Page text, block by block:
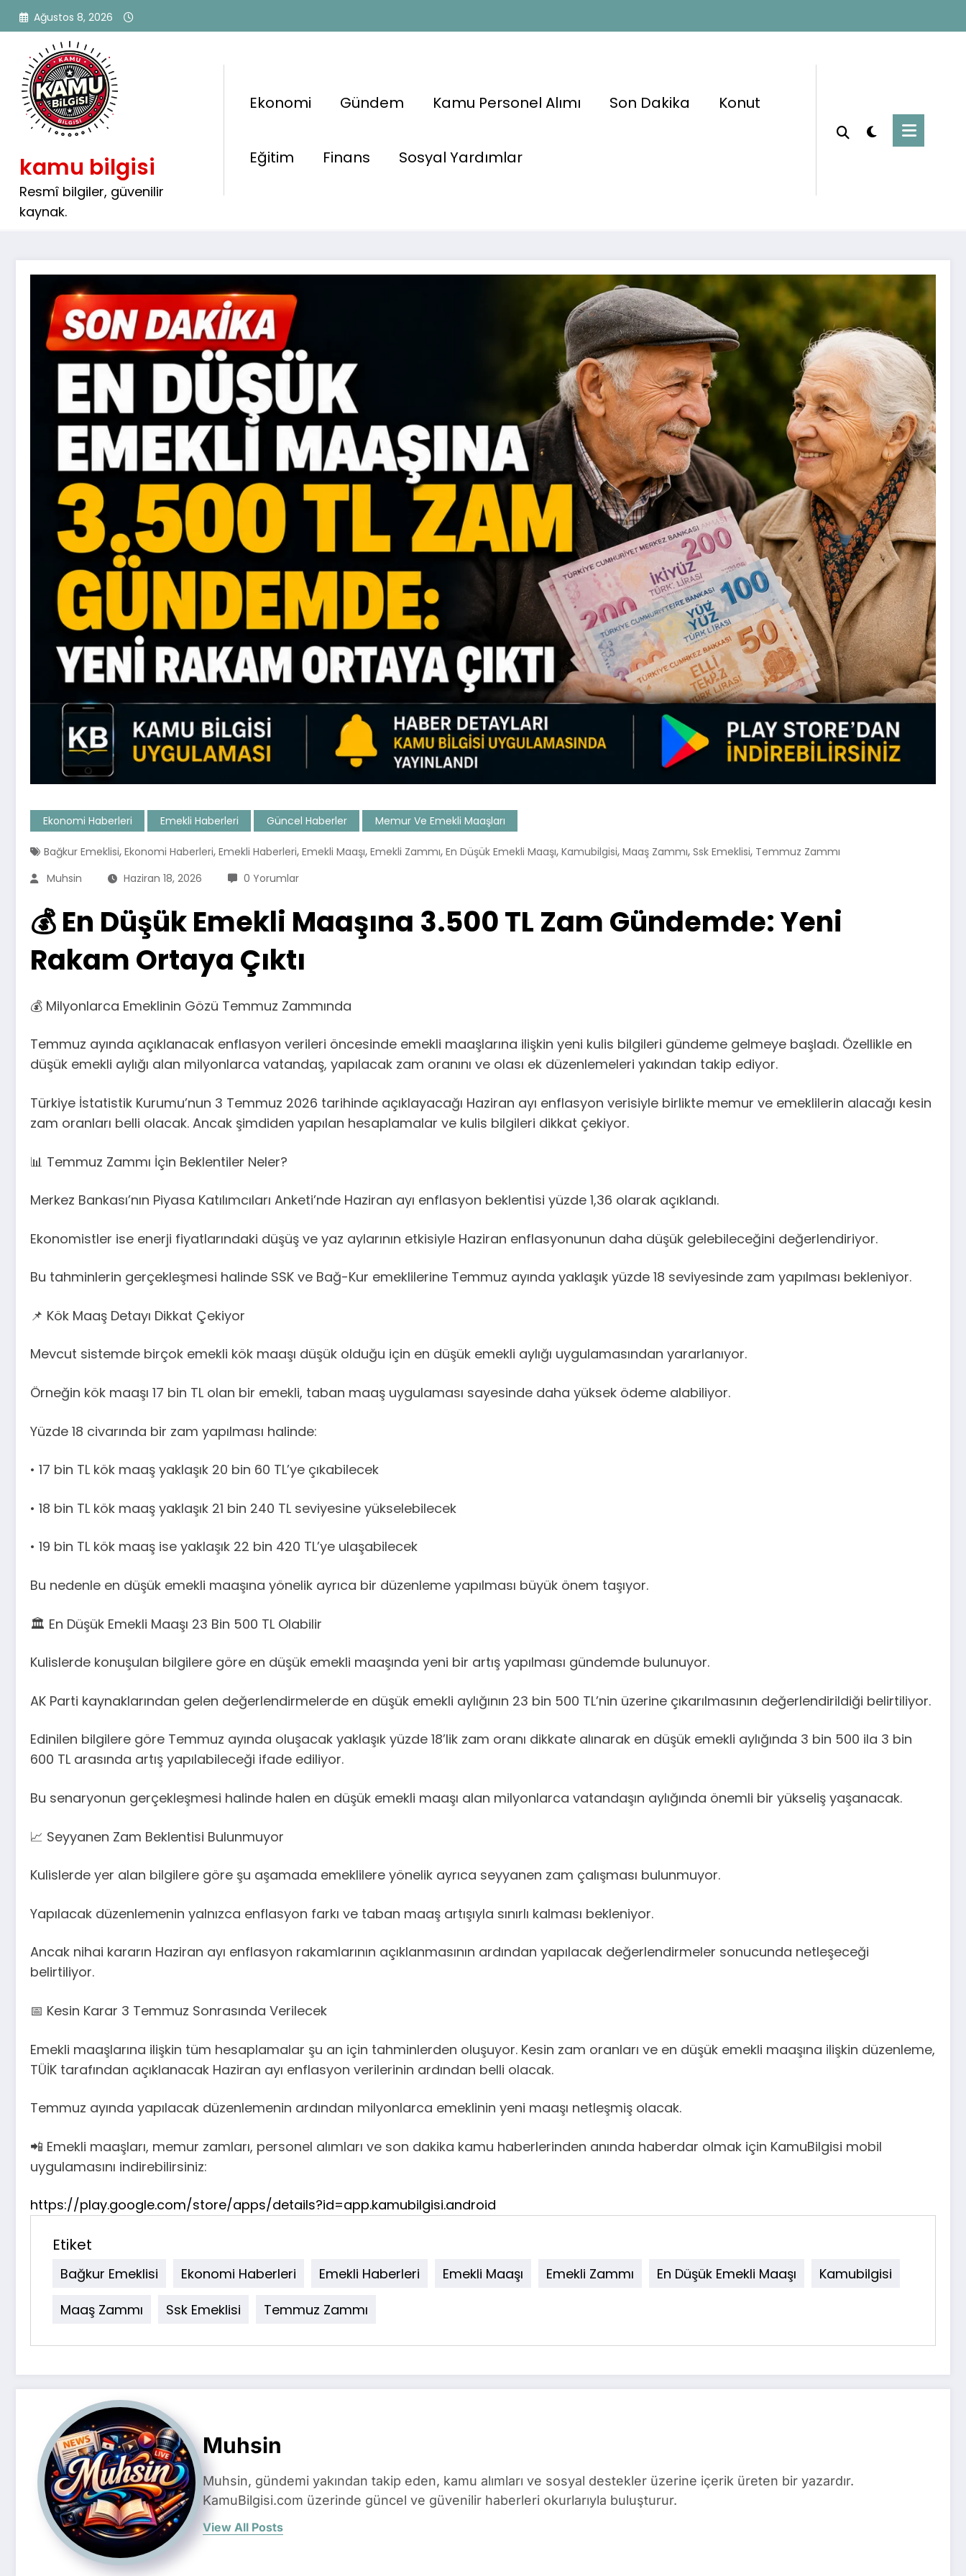
İçeriğe
atla
Ağustos 8, 2026
kamu bilgisi
Resmî bilgiler, güvenilir
kaynak.
Ekonomi Gündem Kamu Personel Alımı Son Dakika Konut
Eğitim Finans Sosyal Yardımlar
💰 En Düşük Emekli Maaşına 3.500 TL
Zam Gündemde: Yeni Rakam Ortaya
Çıktı
Güncel Haberler
Ekonomi Haberleri Emekli Haberleri Güncel Haberler Memur Ve Emekli Maaşları
Bağkur Emeklisi, Ekonomi Haberleri, Emekli Haberleri, Emekli Maaşı, Emekli Zammı, En Düşük Emekli Maaşı, Kamubilgisi, Maaş Zammı, Ssk Emeklisi, Temmuz Zammı
Muhsin
Haziran 18, 2026 0 Yorumlar
💰 En Düşük Emekli Maaşına 3.500 TL Zam Gündemde: Yeni
Rakam Ortaya Çıktı
💰 Milyonlarca Emeklinin Gözü Temmuz Zammında
Temmuz ayında açıklanacak enflasyon verileri öncesinde emekli maaşlarına ilişkin yeni kulis bilgileri gündeme gelmeye başladı. Özellikle en
düşük emekli aylığı alan milyonlarca vatandaş, yapılacak zam oranını ve olası ek düzenlemeleri yakından takip ediyor.
Türkiye İstatistik Kurumu’nun 3 Temmuz 2026 tarihinde açıklayacağı Haziran ayı enflasyon verisiyle birlikte memur ve emeklilerin alacağı kesin
zam oranları belli olacak. Ancak şimdiden yapılan hesaplamalar ve kulis bilgileri dikkat çekiyor.
📊 Temmuz Zammı İçin Beklentiler Neler?
Merkez Bankası’nın Piyasa Katılımcıları Anketi’nde Haziran ayı enflasyon beklentisi yüzde 1,36 olarak açıklandı.
Ekonomistler ise enerji fiyatlarındaki düşüş ve yaz aylarının etkisiyle Haziran enflasyonunun daha düşük gelebileceğini değerlendiriyor.
Bu tahminlerin gerçekleşmesi halinde SSK ve Bağ-Kur emeklilerine Temmuz ayında yaklaşık yüzde 18 seviyesinde zam yapılması bekleniyor.
📌 Kök Maaş Detayı Dikkat Çekiyor
Mevcut sistemde birçok emekli kök maaşı düşük olduğu için en düşük emekli aylığı uygulamasından yararlanıyor.
Örneğin kök maaşı 17 bin TL olan bir emekli, taban maaş uygulaması sayesinde daha yüksek ödeme alabiliyor.
Yüzde 18 civarında bir zam yapılması halinde:
• 17 bin TL kök maaş yaklaşık 20 bin 60 TL’ye çıkabilecek
• 18 bin TL kök maaş yaklaşık 21 bin 240 TL seviyesine yükselebilecek
• 19 bin TL kök maaş ise yaklaşık 22 bin 420 TL’ye ulaşabilecek
Bu nedenle en düşük emekli maaşına yönelik ayrıca bir düzenleme yapılması büyük önem taşıyor.
🏛️ En Düşük Emekli Maaşı 23 Bin 500 TL Olabilir
Kulislerde konuşulan bilgilere göre en düşük emekli maaşında yeni bir artış yapılması gündemde bulunuyor.
AK Parti kaynaklarından gelen değerlendirmelerde en düşük emekli aylığının 23 bin 500 TL’nin üzerine çıkarılmasının değerlendirildiği belirtiliyor.
Edinilen bilgilere göre Temmuz ayında oluşacak yaklaşık yüzde 18’lik zam oranı dikkate alınarak en düşük emekli aylığında 3 bin 500 ila 3 bin
600 TL arasında artış yapılabileceği ifade ediliyor.
Bu senaryonun gerçekleşmesi halinde halen en düşük emekli maaşı alan milyonlarca vatandaşın aylığında önemli bir yükseliş yaşanacak.
📈 Seyyanen Zam Beklentisi Bulunmuyor
Kulislerde yer alan bilgilere göre şu aşamada emeklilere yönelik ayrıca seyyanen zam çalışması bulunmuyor.
Yapılacak düzenlemenin yalnızca enflasyon farkı ve taban maaş artışıyla sınırlı kalması bekleniyor.
Ancak nihai kararın Haziran ayı enflasyon rakamlarının açıklanmasının ardından yapılacak değerlendirmeler sonucunda netleşeceği
belirtiliyor.
📅 Kesin Karar 3 Temmuz Sonrasında Verilecek
Emekli maaşlarına ilişkin tüm hesaplamalar şu an için tahminlerden oluşuyor. Kesin zam oranları ve en düşük emekli maaşına ilişkin düzenleme,
TÜİK tarafından açıklanacak Haziran ayı enflasyon verilerinin ardından belli olacak.
Temmuz ayında yapılacak düzenlemenin ardından milyonlarca emeklinin yeni maaşı netleşmiş olacak.
📲 Emekli maaşları, memur zamları, personel alımları ve son dakika kamu haberlerinden anında haberdar olmak için KamuBilgisi mobil
uygulamasını indirebilirsiniz:
https://play.google.com/store/apps/details?id=app.kamubilgisi.android
Etiket
Bağkur Emeklisi Ekonomi Haberleri Emekli Haberleri Emekli Maaşı Emekli Zammı En Düşük Emekli Maaşı
Kamubilgisi
Maaş Zammı
Ssk Emeklisi Temmuz Zammı
Muhsin
Muhsin, gündemi yakından takip eden, kamu alımları ve sosyal destekler üzerine içerik üreten bir yazardır.
KamuBilgisi.com üzerinde güncel ve güvenilir haberleri okurlarıyla buluşturur.
View All Posts